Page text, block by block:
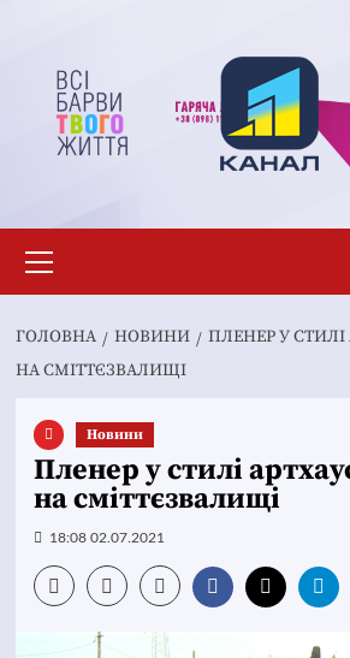
вмісту
меню
ГОЛОВНА НОВИНИ
ПЛЕНЕР У СТИЛІ
НА СМІТТЄЗВАЛИЩІ
Новини
Пленер у стилі
на сміттєзвалищі
18:08 02.07.2021